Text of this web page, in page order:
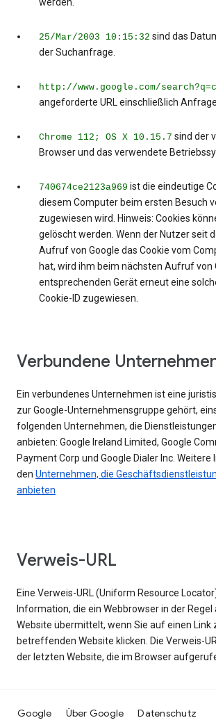
werden.
25/Mar/2003 10:15:32 sind das
der Suchanfrage.
http://www.google.com/
angeforderte URL einschließlich
Chrome 112; OS X 10.15.7 sind der
Browser und das verwendete
740674ce2123a969 ist die eindeutige
diesem Computer beim ersten Besuch
zugewiesen wird. Hinweis: Cookies
gelöscht werden. Wenn der Nutzer seit
Aufruf von Google das Cookie vom
hat, wird ihm beim nächsten Aufruf von
entsprechenden Gerät erneut eine
Cookie-ID zugewiesen.
Verbundene
Ein verbundenes Unternehmen ist eine
zur Google-Unternehmensgruppe gehört,
folgenden Unternehmen, die
anbieten: Google Ireland Limited, Google
Payment Corp und Google Dialer Inc.
den Unternehmen, die
anbieten
Verweis-URL
Eine Verweis-URL (Uniform Resource
Information, die ein Webbrowser in der Regel
Website übermittelt, wenn Sie auf einen Link
betreffenden Website klicken. Die Verweis-
der letzten Website, die im Browser
Google Über Google Datenschutz